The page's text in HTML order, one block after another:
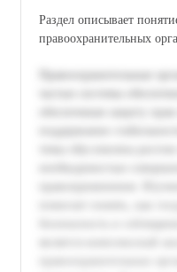
Раздел описывает
правоохранительных